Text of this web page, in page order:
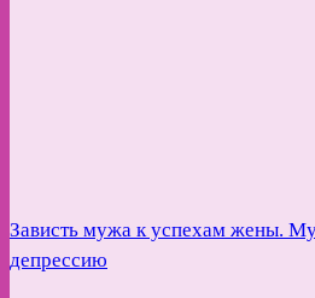
Зависть мужа к успехам жены.
депрессию